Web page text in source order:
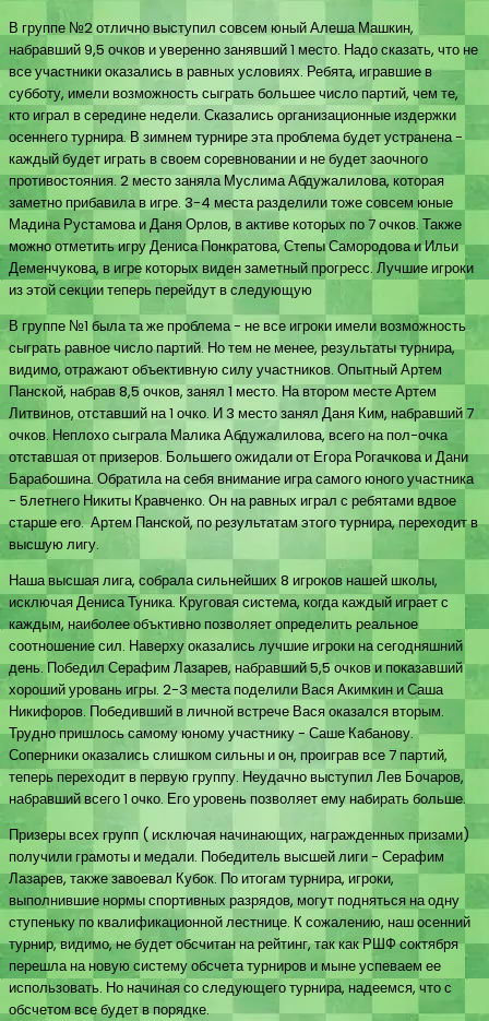
В группе №2 отлично выступил совсем юный Алеша Машкин,
набравший 9,5 очков и уверенно занявший 1 место. Надо сказать, что не
все участники оказались в равных условиях. Ребята, игравшие в
субботу, имели возможность сыграть большее число партий, чем те,
кто играл в середине недели. Сказались организационные издержки
осеннего турнира. В зимнем турнире эта проблема будет устранена -
каждый будет играть в своем соревновании и не будет заочного
противостояния. 2 место заняла Муслима Абдужалилова, которая
заметно прибавила в игре. 3-4 места разделили тоже совсем юные
Мадина Рустамова и Даня Орлов, в активе которых по 7 очков. Также
можно отметить игру Дениса Понкратова, Степы Самородова и Ильи
Деменчукова, в игре которых виден заметный прогресс. Лучшие игроки
из этой секции теперь перейдут в следующую
В группе №1 была та же проблема - не все игроки имели возможность
сыграть равное число партий. Но тем не менее, результаты турнира,
видимо, отражают объективную силу участников. Опытный Артем
Панской, набрав 8,5 очков, занял 1 место. На втором месте Артем
Литвинов, отставший на 1 очко. И 3 место занял Даня Ким, набравший 7
очков. Неплохо сыграла Малика Абдужалилова, всего на пол-очка
отставшая от призеров. Большего ожидали от Егора Рогачкова и Дани
Барабошина. Обратила на себя внимание игра самого юного участника
- 5летнего Никиты Кравченко. Он на равных играл с ребятами вдвое
старше его. Артем Панской, по результатам этого турнира, переходит в
высшую лигу.
Наша высшая лига, собрала сильнейших 8 игроков нашей школы,
исключая Дениса Туника. Круговая система, когда каждый играет с
каждым, наиболее объктивно позволяет определить реальное
соотношение сил. Наверху оказались лучшие игроки на сегодняшний
день. Победил Серафим Лазарев, набравший 5,5 очков и показавший
хороший уровань игры. 2-3 места поделили Вася Акимкин и Саша
Никифоров. Победивший в личной встрече Вася оказался вторым.
Трудно пришлось самому юному участнику - Саше Кабанову.
Соперники оказались слишком сильны и он, проиграв все 7 партий,
теперь переходит в первую группу. Неудачно выступил Лев Бочаров,
набравший всего 1 очко. Его уровень позволяет ему набирать больше.
Призеры всех групп ( исключая начинающих, награжденных призами)
получили грамоты и медали. Победитель высшей лиги - Серафим
Лазарев, также завоевал Кубок. По итогам турнира, игроки,
выполнившие нормы спортивных разрядов, могут подняться на одну
ступеньку по квалификационной лестнице. К сожалению, наш осенний
турнир, видимо, не будет обсчитан на рейтинг, так как РШФ соктября
перешла на новую систему обсчета турниров и мыне успеваем ее
использовать. Но начиная со следующего турнира, надеемся, что с
обсчетом все будет в порядке.